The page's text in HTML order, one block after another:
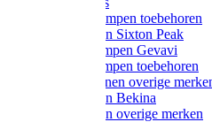
Houten klompen toebehoren
Werklaarzen Sixton Peak
Schoenklompen Gevavi
Schoenklompen toebehoren
Werkschoenen overige
Werklaarzen Bekina
Werklaarzen overige merken